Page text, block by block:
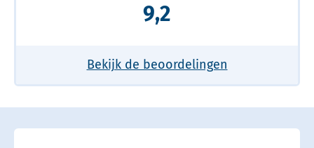
9,2
Bekijk de beoordelingen